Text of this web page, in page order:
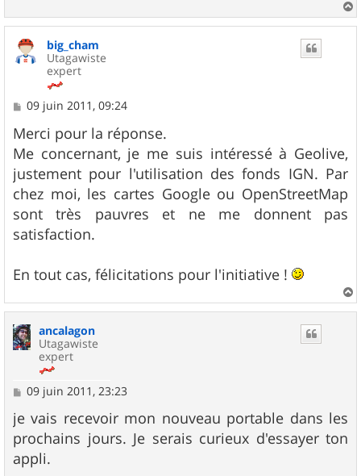
a
big_cham
Utagawiste
expert
M
s
s
a
g
e
09 juin 2011, 09:24
Merci pour la réponse.
Me concernant, je me suis intéressé à Geolive,
justement pour l'utilisation des fonds IGN. Par
chez moi, les cartes Google ou OpenStreetMap
sont très pauvres et ne me donnent pas
satisfaction.
En tout cas, félicitations pour l'initiative !
a
ancalagon
Utagawiste
expert
M
s
s
a
g
e
09 juin 2011, 23:23
je vais recevoir mon nouveau portable dans les
prochains jours. Je serais curieux d'essayer ton
appli.